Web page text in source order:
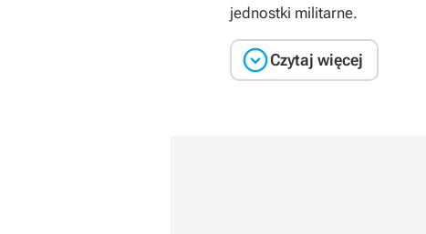
jednostki militarne.
Czytaj więcej